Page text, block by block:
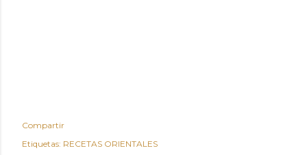
Compartir
Etiquetas: RECETAS ORIENTALES